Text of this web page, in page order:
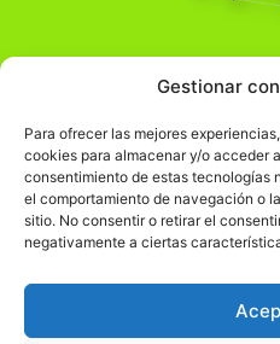
Gestionar
Para ofrecer las mejores
cookies para almacenar y/o acceder
consentimiento de estas tecnologías
el comportamiento de navegación o
sitio. No consentir o retirar el
negativamente a ciertas
Comprender el
Información
჻Política de
Política de